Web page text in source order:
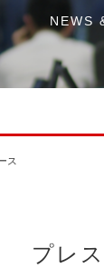
NEWS
ス
プレ